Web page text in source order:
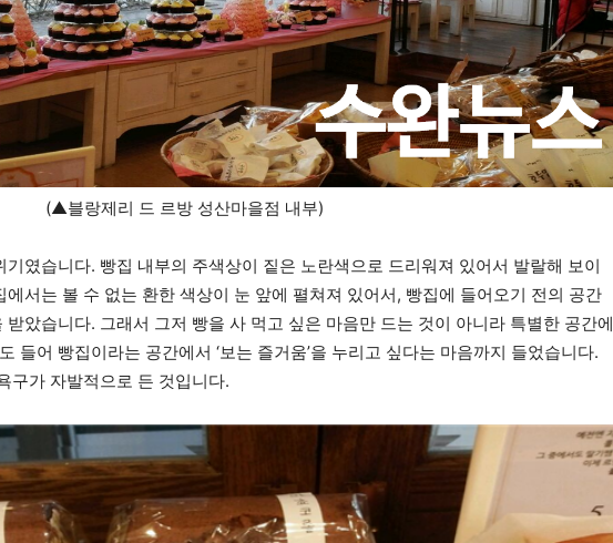
(▲블랑제리 드 르방 성산마을점 내부)
였습니다. 빵집 내부의 주색상이 짙은 노란색으로 드리워져 있어서 발랄해 보이
서는 볼 수 없는 환한 색상이 눈 앞에 펼쳐져 있어서, 빵집에 들어오기 전의 공간
았습니다. 그래서 그저 빵을 사 먹고 싶은 마음만 드는 것이 아니라 특별한 공간에
들어 빵집이라는 공간에서 ‘보는 즐거움’을 누리고 싶다는 마음까지 들었습니다.
구가 자발적으로 든 것입니다.